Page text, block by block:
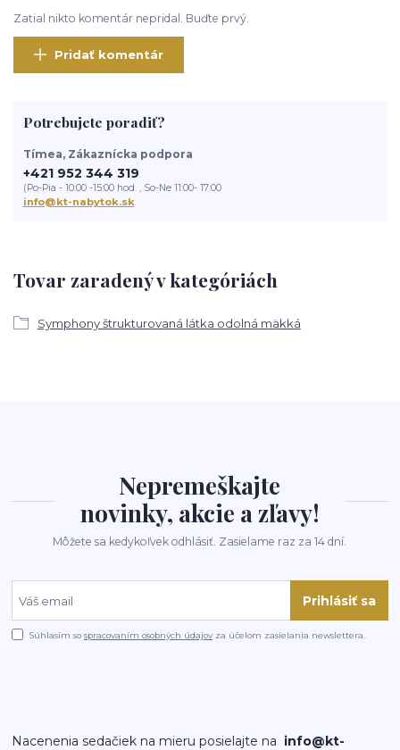
Zatial nikto komentár nepridal. Buďte prvý.
Pridať komentár
Tovar zaradený v kategóriách
Symphony štrukturovaná látka odolná mäkká
Potrebujete poradiť?
Tímea, Zákaznícka podpora
+421 952 344 319
(Po-Pia - 10:00 -15:00 hod. , So-Ne 11:00- 17:00
info@kt-nabytok.sk
Nepremeškajte
novinky, akcie a zľavy!
Môžete sa kedykoľvek odhlásiť. Zasielame raz za 14 dní.
Prihlásiť sa
Súhlasím sospracovaním osobných údajov za účelom zasielania newslettera.
Nacenenia sedačiek na mieru posielajte na info@kt-